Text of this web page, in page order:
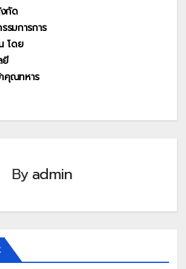
กัด
รมการการ
โดย
ยี
าคุณทหาร
Byadmin